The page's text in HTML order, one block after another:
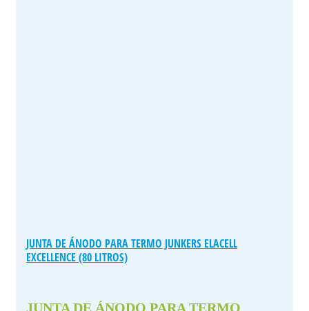
JUNTA DE ÁNODO PARA TERMO JUNKERS ELACELL
EXCELLENCE (80 LITROS)
JUNTA DE ÁNODO PARA TERMO